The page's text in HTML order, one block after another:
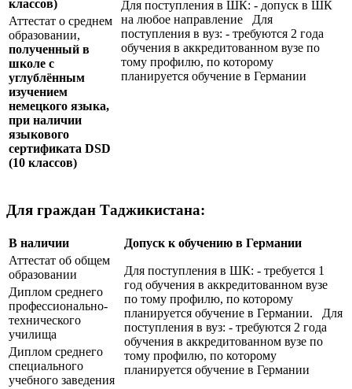
классов)
Для поступления в ШК: - допуск в ШК
на любое направление Для
поступления в вуз: - требуются 2 года
обучения в аккредитованном вузе по
тому профилю, по которому
планируется обучение в Германии
Аттестат о среднем
образовании,
полученный в
школе с
углублённым
изучением
немецкого языка,
при наличии
языкового
сертификата DSD
(10 классов)
Для граждан Таджикистана:
В наличии
Допуск к обучению в Германии
Аттестат об общем
образовании
Для поступления в ШК: - требуется 1
год обучения в аккредитованном вузе
по тому профилю, по которому
планируется обучение в Германии. Для
поступления в вуз: - требуются 2 года
обучения в аккредитованном вузе по
тому профилю, по которому
планируется обучение в Германии
Диплом среднего
профессионально-
технического
училища
Диплом среднего
специального
учебного заведения